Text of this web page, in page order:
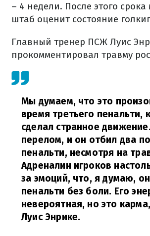
– 4 недели. После этого
штаб оценит состояние
Главный тренер ПСЖ Луис
прокомментировал травму
Мы думаем, что это
время третьего пенальти,
сделал странное
перелом, и он отбил два
пенальти, несмотря на
Адреналин игроков
за эмоций, что, я думаю,
пенальти без боли. Его
невероятная, но это карма,
Луис Энрике.